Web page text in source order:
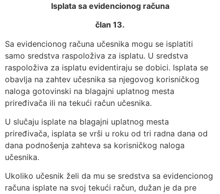
Isplata sa evidencionog računa
član 13.
Sa evidencionog računa učesnika mogu se isplatiti
samo sredstva raspoloživa za isplatu. U sredstva
raspoloživa za isplatu evidentiraju se dobici. Isplata se
obavlja na zahtev učesnika sa njegovog korisničkog
naloga gotovinski na blagajni uplatnog mesta
priređivača ili na tekući račun učesnika.
U slučaju isplate na blagajni uplatnog mesta
priređivača, isplata se vrši u roku od tri radna dana od
dana podnošenja zahteva sa korisničkog naloga
učesnika.
Ukoliko učesnik želi da mu se sredstva sa evidencionog
računa isplate na svoj tekući račun, dužan je da pre